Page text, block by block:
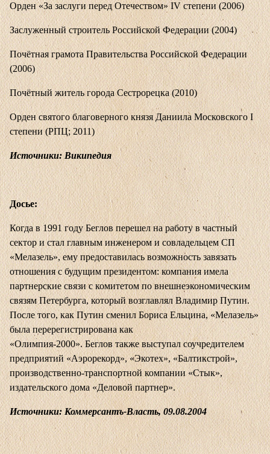
Орден «За заслуги перед Отечеством» IV степени (2006)
Заслуженный строитель Российской Федерации (2004)
Почётная грамота Правительства Российской Федерации
(2006)
Почётный житель города Сестрорецка (2010)
Орден святого благоверного князя Даниила Московского I
степени (РПЦ; 2011)
Источники: Википедия
Досье:
Когда в 1991 году Беглов перешел на работу в частный
сектор и стал главным инженером и совладельцем СП
«Мелазель», ему предоставилась возможность завязать
отношения с будущим президентом: компания имела
партнерские связи с комитетом по внешнеэкономическим
связям Петербурга, который возглавлял Владимир Путин.
После того, как Путин сменил Бориса Ельцина, «Мелазель»
была перерегистрирована как
«Олимпия-2000». Беглов также выступал соучредителем
предприятий «Аэрорекорд», «Экотех», «Балтикстрой»,
производственно-транспортной компании «Стык»,
издательского дома «Деловой партнер».
Источники: Коммерсантъ-Власть, 09.08.2004